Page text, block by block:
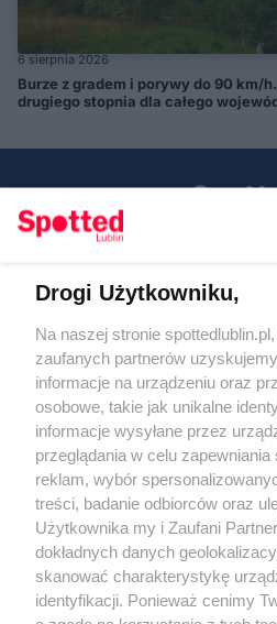
6 sierpnia 2026
Burze z gradem i porywy do 90 km/
drugiego stopnia dla całego
KATEGORIE
OGŁOSZENIA
WYDARZENIA
NA SKRÓTY
Regulamin
Polityka prywatności
RODO
Warunki korzystania z
Drogi Użytkowniku,
Na naszej stronie
zaufanych partnerów
informacje na urządzeniu oraz
osobowe, takie jak unikalne
informacje wysyłane przez
przeglądania w celu
reklam, wybór
treści, badanie odbiorców oraz
Użytkownika my i Zaufani
dokładnych danych
skanować charakterystykę
identyfikacji. Ponieważ cenimy